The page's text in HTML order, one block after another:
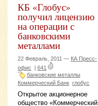
КБ «Глобус»
получил лицензию
на операции с
банковскими
металлами
22 Февраль, 2011 — КА Пресс-
офис | 641
банковские металлы
Коммерческий Банк глобус
Открытое акционерное
общество «Коммерческий